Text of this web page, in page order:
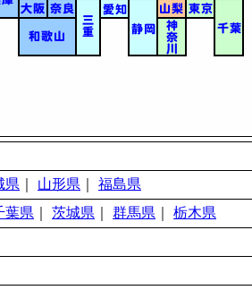
県 山形県
福島県
葉県 茨城県 群馬県
栃木県